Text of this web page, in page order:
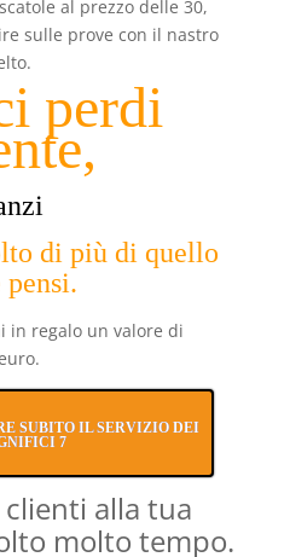
al prezzo delle 30,
sulle prove con il nastro
perdi
di più di quello
pensi.
in regalo un valore di
SUBITO IL SERVIZIO DEI
7
clienti alla tua
molto tempo.